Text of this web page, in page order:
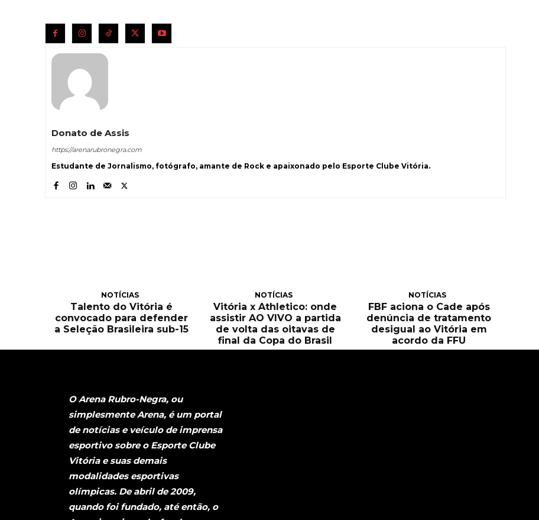
Donato de Assis
https://arenarubronegra.com
Estudante de Jornalismo, fotógrafo, amante de Rock e apaixonado pelo Esporte Clube Vitória.
NOTÍCIAS
Talento do Vitória é
convocado para defender
a Seleção Brasileira sub-15
NOTÍCIAS
Vitória x Athletico: onde
assistir AO VIVO a partida
de volta das oitavas de
final da Copa do Brasil
NOTÍCIAS
FBF aciona o Cade após
denúncia de tratamento
desigual ao Vitória em
acordo da FFU
O Arena Rubro-Negra, ou
simplesmente Arena, é um portal
de notícias e veículo de imprensa
esportivo sobre o Esporte Clube
Vitória e suas demais
modalidades esportivas
olímpicas. De abril de 2009,
quando foi fundado, até então, o